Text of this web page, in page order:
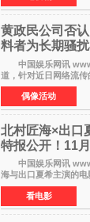
名。该剧改编自结
黄政民公司否
料者为长期骚
中国娱乐网讯
道，针对近日网络流
音及短信爆料，黄政民
发表声明，明确否认
爆料者是一名长
偶像活动
北村匠海×出口
特报公开！11
初恋的奇幻交织
中国娱乐网讯
海与出口夏希主演的
开特报影像，正式定
改编自三秋缒同名小
滚！》的吉田惠
看电影